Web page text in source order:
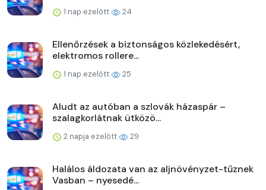
1 nap ezelőtt 24
Ellenőrzések a biztonságos közlekedésért,
elektromos rollere...
1 nap ezelőtt 25
Aludt az autóban a szlovák házaspár –
szalagkorlátnak ütközö...
2 napja ezelőtt 29
Halálos áldozata van az aljnövényzet-tűznek
Vasban – nyesedé...